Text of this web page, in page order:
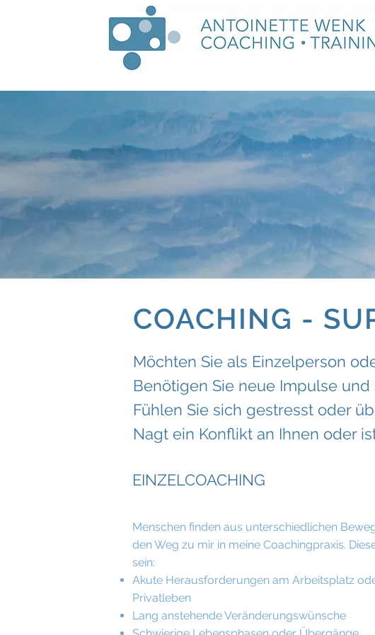
COACHING -
Möchten Sie als Einzelperson
Benötigen Sie neue Impulse
Fühlen Sie sich gestresst oder
Nagt ein Konflikt an Ihnen oder
EINZELCOACHING
Menschen finden aus unterschiedlichen
den Weg zu mir in meine Coachingpraxis.
sein:
Akute Herausforderungen am Arbeitsplatz
Privatleben
Lang anstehende Veränderungswünsche